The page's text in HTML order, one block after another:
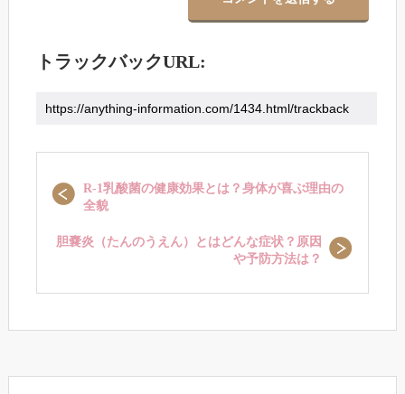
トラックバックURL:
R-1乳酸菌の健康効果とは？身体が喜ぶ理由の
全貌
胆嚢炎（たんのうえん）とはどんな症状？原因
や予防方法は？